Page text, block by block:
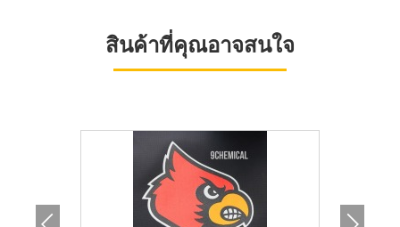
สินค้าที่คุณอาจสนใจ